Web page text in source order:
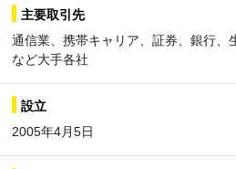
主要取引先
通信業、携帯キャリア、証券、銀行、
など大手各社
設立
2005年4月5日